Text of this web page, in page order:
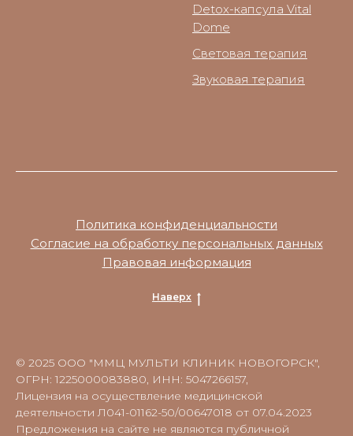
Detox-капсула Vital
Dome
Световая терапия
Звуковая терапия
Политика конфиденциальности
Согласие на обработку персональных данных
Правовая информация
Наверх
© 2025 ООО "ММЦ МУЛЬТИ КЛИНИК НОВОГОРСК",
ОГРН: 1225000083880, ИНН: 5047266157,
Лицензия на осуществление медицинской
деятельности Л041-01162-50/00647018 от 07.04.2023
Предложения на сайте не являются публичной